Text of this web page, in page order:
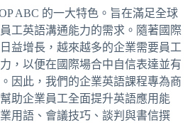
ABC 的一大特色。旨在滿足全球
工英語溝通能力的需求。隨著國際
益增長，越來越多的企業需要員工
，以便在國際場合中自信表達並有
因此，我們的企業英語課程專為商
助企業員工全面提升英語應用能
用語、會議技巧、談判與書信撰